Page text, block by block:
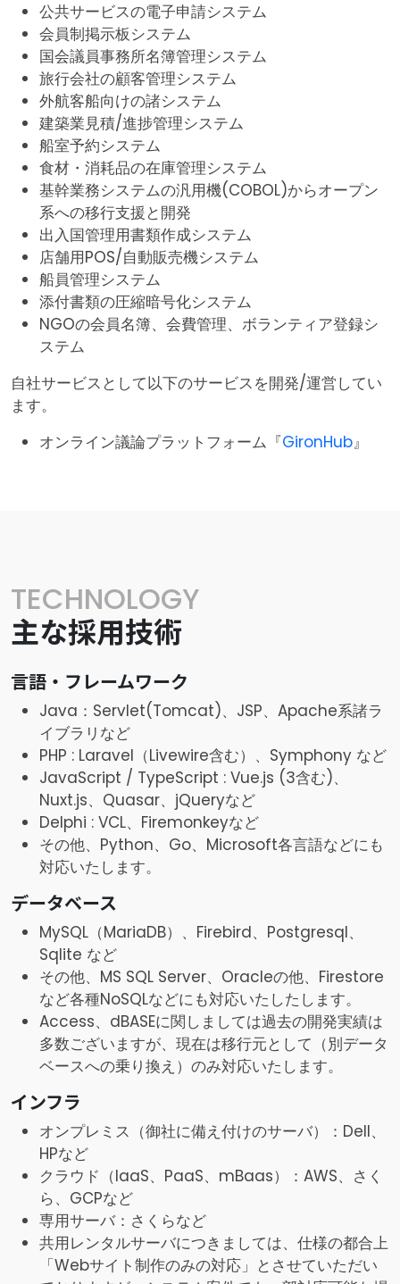
公共サービスの電子申請システム
会員制掲示板システム
国会議員事務所名簿管理システム
旅行会社の顧客管理システム
外航客船向けの諸システム
建築業見積/進捗管理システム
船室予約システム
食材・消耗品の在庫管理システム
基幹業務システムの汎用機(COBOL)からオープン
系への移行支援と開発
出入国管理用書類作成システム
店舗用POS/自動販売機システム
船員管理システム
添付書類の圧縮暗号化システム
NGOの会員名簿、会費管理、ボランティア登録シ
ステム
自社サービスとして以下のサービスを開発/運営してい
ます。
オンライン議論プラットフォーム『GironHub』
TECHNOLOGY
主な採用技術
言語・フレームワーク
Java：Servlet(Tomcat)、JSP、Apache系諸ラ
イブラリなど
PHP : Laravel（Livewire含む）、Symphony など
JavaScript / TypeScript : Vue.js (3含む)、
Nuxt.js、Quasar、jQueryなど
Delphi : VCL、Firemonkeyなど
その他、Python、Go、Microsoft各言語などにも
対応いたします。
データベース
MySQL（MariaDB）、Firebird、Postgresql、
Sqlite など
その他、MS SQL Server、Oracleの他、Firestore
など各種NoSQLなどにも対応いたしたします。
Access、dBASEに関しましては過去の開発実績は
多数ございますが、現在は移行元として（別データ
ベースへの乗り換え）のみ対応いたします。
インフラ
オンプレミス（御社に備え付けのサーバ）：Dell、
HPなど
クラウド（IaaS、PaaS、mBaas）：AWS、さく
ら、GCPなど
専用サーバ：さくらなど
共用レンタルサーバにつきましては、仕様の都合上
「Webサイト制作のみの対応」とさせていただい